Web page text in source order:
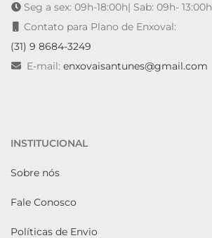
Seg a sex: 09h-18:00h| Sab: 09h- 13:00h
Contato para Plano de Enxoval:
(31) 9 8684-3249
E-mail: enxovaisantunes@gmail.com
INSTITUCIONAL
Sobre nós
Fale Conosco
Políticas de Envio